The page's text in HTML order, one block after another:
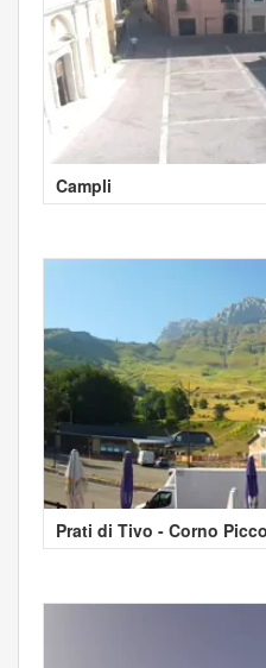
Campli
Prati di Tivo - Corno